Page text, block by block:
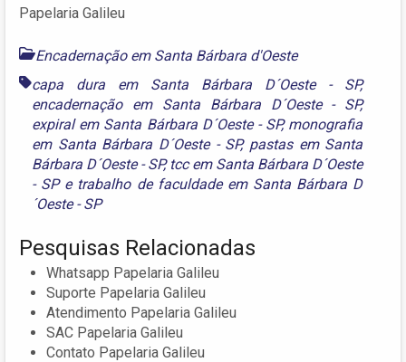
Papelaria Galileu
Encadernação em Santa Bárbara d'Oeste
capa dura em Santa Bárbara D´Oeste - SP,
encadernação em Santa Bárbara D´Oeste - SP,
expiral em Santa Bárbara D´Oeste - SP, monografia
em Santa Bárbara D´Oeste - SP, pastas em Santa
Bárbara D´Oeste - SP, tcc em Santa Bárbara D´Oeste
- SPe trabalho de faculdade em Santa Bárbara D
´Oeste - SP
Pesquisas Relacionadas
Whatsapp Papelaria Galileu
Suporte Papelaria Galileu
Atendimento Papelaria Galileu
SAC Papelaria Galileu
Contato Papelaria Galileu